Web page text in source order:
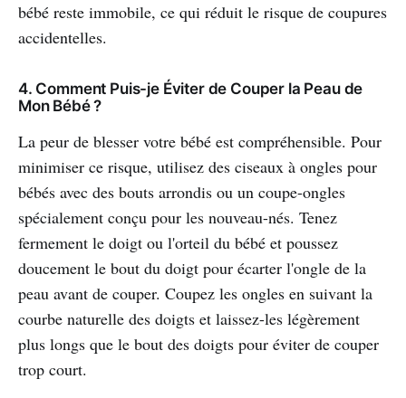
bébé reste immobile, ce qui réduit le risque de coupures
accidentelles.
4. Comment Puis-je Éviter de Couper la Peau de
Mon Bébé ?
La peur de blesser votre bébé est compréhensible. Pour
minimiser ce risque, utilisez des ciseaux à ongles pour
bébés avec des bouts arrondis ou un coupe-ongles
spécialement conçu pour les nouveau-nés. Tenez
fermement le doigt ou l'orteil du bébé et poussez
doucement le bout du doigt pour écarter l'ongle de la
peau avant de couper. Coupez les ongles en suivant la
courbe naturelle des doigts et laissez-les légèrement
plus longs que le bout des doigts pour éviter de couper
trop court.